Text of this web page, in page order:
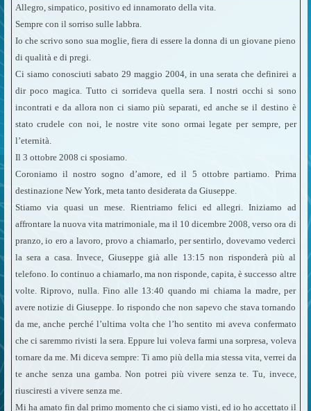
Allegro, simpatico, positivo ed innamorato della vita.
Sempre con il sorriso sulle labbra.
Io che scrivo sono sua moglie, fiera di essere la donna di un giovane pieno
di qualità e di pregi.
Ci siamo conosciuti sabato 29 maggio 2004, in una serata che definirei a
dir poco magica. Tutto ci sorrideva quella sera. I nostri occhi si sono
incontrati e da allora non ci siamo più separati, ed anche se il destino è
stato crudele con noi, le nostre vite sono ormai legate per sempre, per
l’eternità.
Il 3 ottobre 2008 ci sposiamo.
Coroniamo il nostro sogno d’amore, ed il 5 ottobre partiamo. Prima
destinazione New York, meta tanto desiderata da Giuseppe.
Stiamo via quasi un mese. Rientriamo felici ed allegri. Iniziamo ad
affrontare la nuova vita matrimoniale, ma il 10 dicembre 2008, verso ora di
pranzo, io ero a lavoro, provo a chiamarlo, per sentirlo, dovevamo vederci
la sera a casa. Invece, Giuseppe già alle 13:15 non risponderà più al
telefono. Io continuo a chiamarlo, ma non risponde, capita, è successo altre
volte. Riprovo, nulla. Fino alle 13:40 quando mi chiama la madre, per
avere notizie di Giuseppe. Io rispondo che non sapevo che stava tornando
da me, anche perché l’ultima volta che l’ho sentito mi aveva confermato
che ci saremmo rivisti la sera. Eppure lui voleva farmi una sorpresa, voleva
tornare da me. Mi diceva sempre: Ti amo più della mia stessa vita, verrei da
te anche senza una gamba. Non potrei più vivere senza te. Tu, invece,
riusciresti a vivere senza me.
Mi ha amato fin dal primo momento che ci siamo visti, ed io ho accettato il